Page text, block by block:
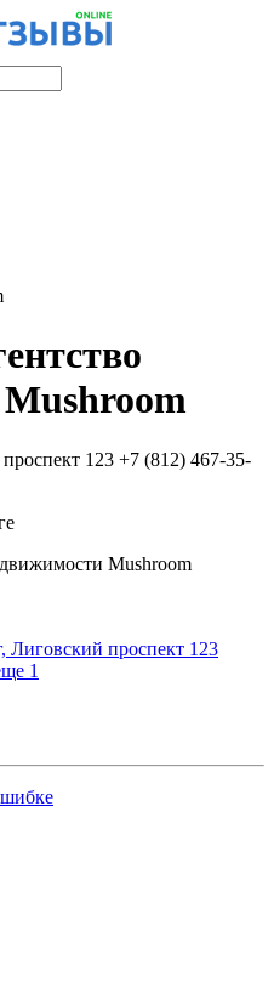
Mushroom
123 +7 (812) 467-35-
Mushroom
Лиговский проспект 123
1